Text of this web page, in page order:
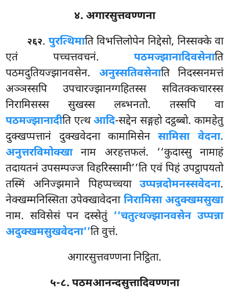
४. अगारसुत्तवण्णना
२६२. पुरत्थिमाति विभत्तिलोपेन निद्देसो, निस्सक्के वा
एतं पच्चत्तवचनं. पठमज्झानादिवसेनाति
पठमदुतियज्झानवसेन. अनुस्सतिवसेनाति निदस्सनमत्तं
अञ्ञस्सपि उपचारज्झानग्गहितस्स सवितक्कचारस्स
निरामिसस्स सुखस्स लब्भनतो. तस्सपि वा
पठमज्झानादीति एत्थआदि-सद्देन सङ्गहो दट्ठब्बो. कामहेतु
दुक्खप्पत्तानं दुक्खवेदना कामामिसेनसामिसा वेदना.
अनुत्तरविमोक्खानाम अरहत्तफलं. ‘‘कुदास्सु नामाहं
तदायतनं उपसम्पज्ज विहरिस्सामी’’ति एवं पिहं उपट्ठापयतो
तस्मिं अनिज्झमाने पिहप्पच्चया उप्पन्नदोमनस्सवेदना.
नेक्खम्मनिस्सिता उपेक्खावेदना निरामिसा अदुक्खमसुखा
नाम. सविसेसं पन दस्सेतुं ‘‘चतुत्थज्झानवसेन उप्पन्ना
अदुक्खमसुखवेदना’’ति वुत्तं.
अगारसुत्तवण्णना निट्ठिता.
५-८. पठमआनन्दसुत्तादिवण्णना